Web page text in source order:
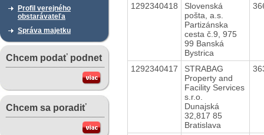
Profil verejného
obstarávateľa
Správa majetku
Chcem podať podnet
Chcem sa poradiť
1292340418
Slovenská
pošta, a.s.
Partizánska
cesta č.9, 975
99 Banská
Bystrica
1292340417
STRABAG
Property and
Facility Services
s.r.o.
Dunajská
32,817 85
Bratislava